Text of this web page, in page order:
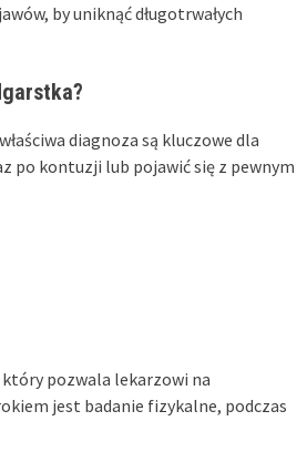
by uniknąć długotrwałych
diagnoza są kluczowe dla
po kontuzji lub pojawić się z pewnym
pozwala lekarzowi na
jest badanie fizykalne, podczas